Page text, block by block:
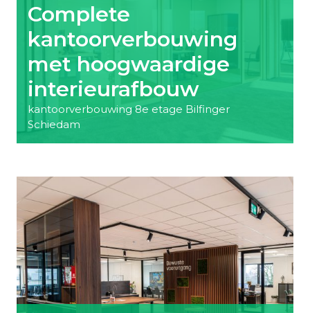
Complete
kantoorverbouwing
met hoogwaardige
interieurafbouw
kantoorverbouwing 8e etage Bilfinger
Schiedam